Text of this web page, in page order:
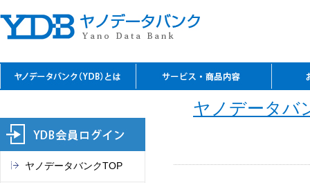
閲覧
電子
（
レファレンスサービス
YDBコピーサービス
デジタルコンテンツ
マー
オン
これ
市場
TSR
セミナーのご案内
閲覧室アクセス
お問
（入
ご入
ご契
よく
ご案
ヤノデータバ
ヤノデータバンクTOP